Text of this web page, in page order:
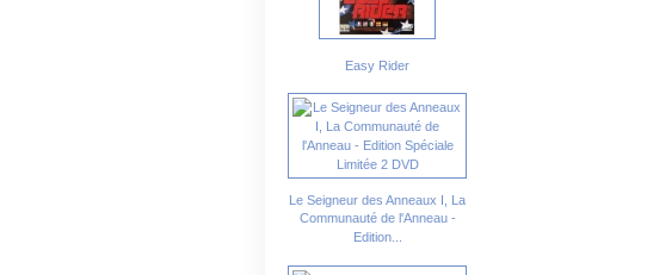
Easy Rider
Le Seigneur des Anneaux I, La
Communauté de l'Anneau -
Edition...